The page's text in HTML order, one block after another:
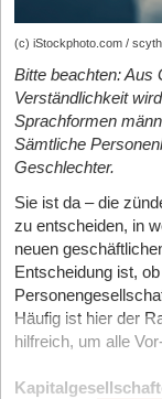
(c) iStockphoto.com /
Bitte beachten: Aus
Verständlichkeit
Sprachformen
Sämtliche
Geschlechter.
Sie ist da – die
zu entscheiden, in
neuen
Entscheidung ist,
Häufig ist hier der
hilfreich, um alle